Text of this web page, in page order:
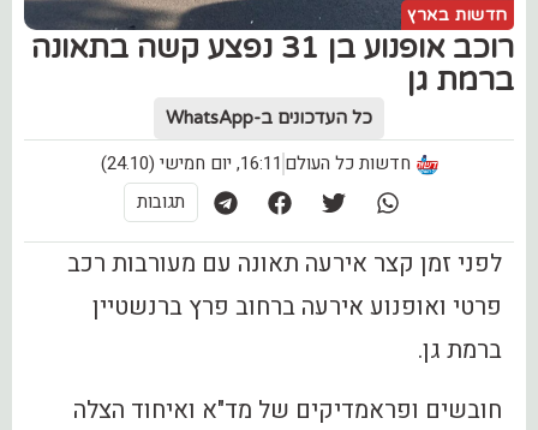
חדשות בארץ
רוכב אופנוע בן 31 נפצע קשה בתאונה
ברמת גן
כל העדכונים ב-WhatsApp
חדשות כל העולם 16:11, יום חמישי (24.10)
תגובות
לפני זמן קצר אירעה תאונה עם מעורבות רכב
פרטי ואופנוע אירעה ברחוב פרץ ברנשטיין
ברמת גן.
חובשים ופראמדיקים של מד"א ואיחוד הצלה